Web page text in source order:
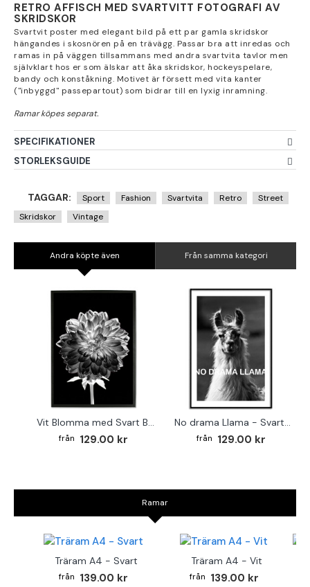
RETRO AFFISCH MED SVARTVITT FOTOGRAFI AV
SKRIDSKOR
Svartvit poster med elegant bild på ett par gamla skridskor
hängandes i skosnören på en trävägg. Passar bra att inredas och
ramas in på väggen tillsammans med andra svartvita tavlor men
självklart hos er som älskar att åka skridskor, hockeyspelare,
bandy och konståkning. Motivet är försett med vita kanter
("inbyggd" passepartout) som bidrar till en lyxig inramning.
SPECIFIKATIONER
STORLEKSGUIDE
TAGGAR: Sport Fashion Svartvita Retro
Street
Skridskor
Vintage
Andra köpte även Från samma kategori
Vit Blomma med Svart Bakgrund - Svartvit Tavla
129.00 kr
No drama Llama - Svartvit poster
129.00 kr
Ramar
Träram A4 - Svart
139.00 kr
Träram A4 - Vit
139.00 kr